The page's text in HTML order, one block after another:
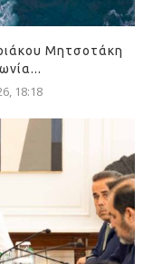
Μητσοτάκη
18:18